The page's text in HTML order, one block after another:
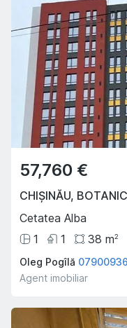
57,760 €
CHIȘINĂU,
Cetatea Alba
1
1 38 m2
Oleg Pogîlă
Agent imobiliar